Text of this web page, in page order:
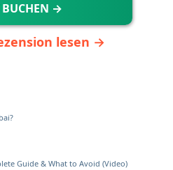
BUCHEN →
lesen →
Guide & What to Avoid (Video)